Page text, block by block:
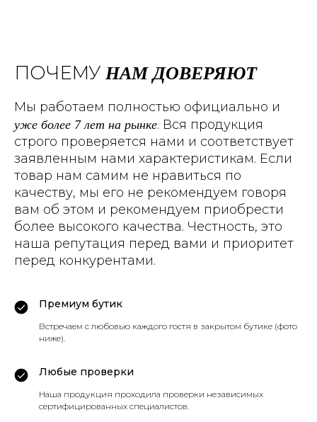
ПОЧЕМУ НАМ ДОВЕРЯЮТ
Мы работаем полностью официально и
уже более 7 лет на рынке. Вся продукция
строго проверяется нами и соответствует
заявленным нами характеристикам. Если
товар нам самим не нравиться по
качеству, мы его не рекомендуем говоря
вам об этом и рекомендуем приобрести
более высокого качества. Честность, это
наша репутация перед вами и приоритет
перед конкурентами.
Премиум бутик
Встречаем с любовью каждого гостя в закрытом бутике (фото
ниже).
Любые проверки
Наша продукция проходила проверки независимых
сертифицированных специалистов.